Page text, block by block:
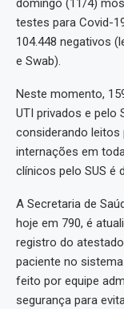
domingo (11/4)
testes para Covid-
104.448 negativos
e Swab).
Neste momento,
UTI privados e pelo
considerando leitos
internações em
clínicos pelo SUS é
A Secretaria de
hoje em 790, é
registro do
paciente no
feito por equipe
segurança para